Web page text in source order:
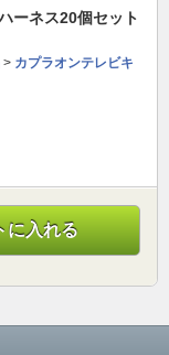
ーネス20個セット
> カプラオンテレビキ
に入れる